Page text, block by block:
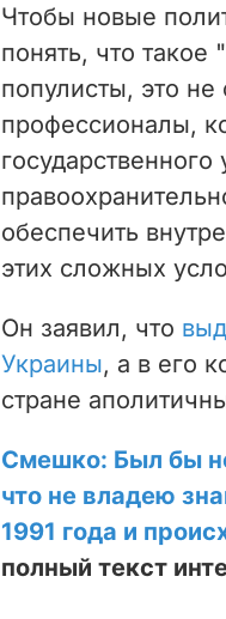
Чтобы новые
понять, что
популисты, это
профессионалы,
обеспечить
этих сложных
Он заявил, что
Украины, а в его
стране
Смешко: Был бы
что не владею
1991 года и
полный текст